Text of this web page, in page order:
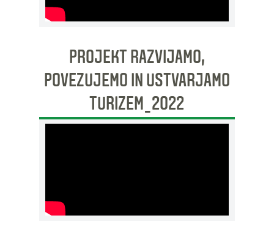
PROJEKT RAZVIJAMO,
POVEZUJEMO IN USTVARJAMO
TURIZEM_2022